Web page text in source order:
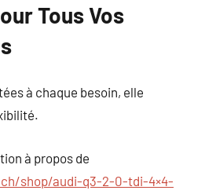
Tous Vos
à chaque besoin, elle
à propos de
shop/audi-q3-2-0-tdi-4×4-